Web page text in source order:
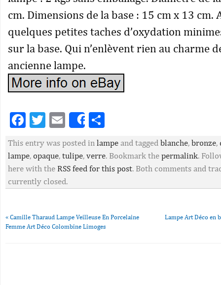
cm. Dimensions de la base : 15 cm x 13 cm.
quelques petites taches d’oxydation
sur la base. Qui n’enlèvent rien au charme
ancienne lampe.
Facebook
Twitter
EmailShare
This entry was posted in lampe and tagged blanche, bronze,
lampe, opaque, tulipe, verre. Bookmark the permalink.
here with the RSS feed for this post. Both comments and
currently closed.
« Camille Tharaud Lampe Veilleuse En Porcelaine
Femme Art Déco Colombine Limoges
Lampe Art Déco en